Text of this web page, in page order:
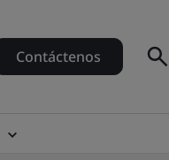
Contáctenos